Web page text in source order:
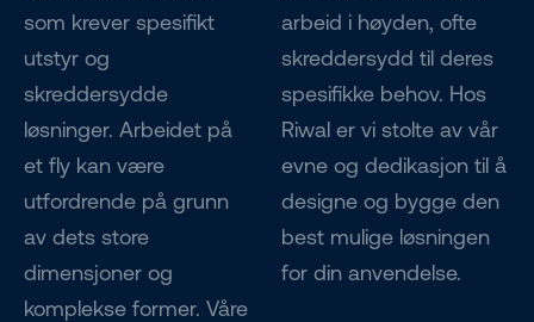
som krever spesifikt
utstyr og
skreddersydde
løsninger. Arbeidet på
et fly kan være
utfordrende på grunn
av dets store
dimensjoner og
komplekse former. Våre
arbeid i høyden, ofte
skreddersydd til deres
spesifikke behov. Hos
Riwal er vi stolte av vår
evne og dedikasjon til å
designe og bygge den
best mulige løsningen
for din anvendelse.